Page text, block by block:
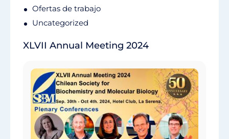
Ofertas de trabajo
Uncategorized
XLVII Annual Meeting 2024